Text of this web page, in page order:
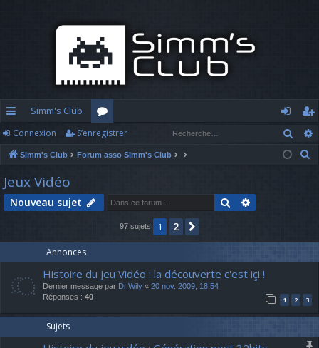
cc
ès
ra
pi
Simm's Club
or
u
o
n
’e
nr
Connexion S’enregistrer
Simm's Club Forum asso Simm's Club
h
r
Jeux Vidéo
Nouveau sujet Rechercher
97 sujets 1 2
Annonces
Histoire du Jeu Vidéo : la découverte c'est içi !
Dernier message par Dr.Wily « 20 nov. 2009, 18:54
Réponses : 40 1 2 3
Sujets